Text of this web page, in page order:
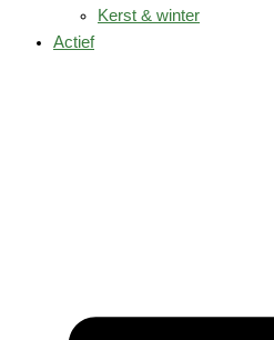
Kerst & winter
Actief